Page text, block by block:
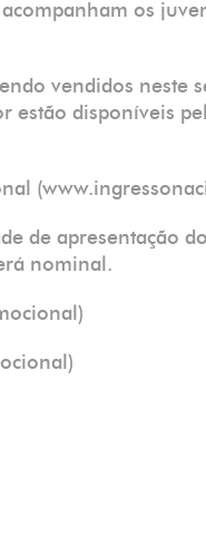
os
vendidos neste
estão disponíveis
de apresentação
nominal.